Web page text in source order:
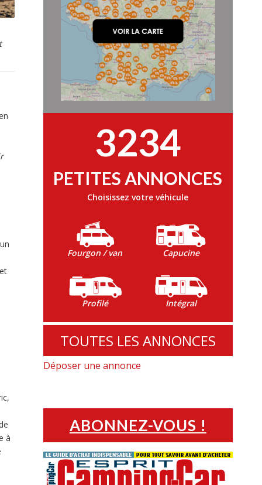
à
3234
PETITES ANNONCES
Choisissez votre véhicule
Fourgon / van Capucine
Profilé Intégral
TOUTES LES ANNONCES
Déposer une annonce
ABONNEZ-VOUS !